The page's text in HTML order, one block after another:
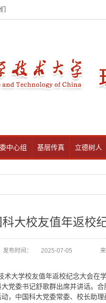
中心组 基层传真 立德树人
大校友值年返校
发布时间： 2025-07-05 来
术大学校友值年返校纪念大会在
党委书记舒歌群出席并讲话。
，中国科大党委常委、校长助理